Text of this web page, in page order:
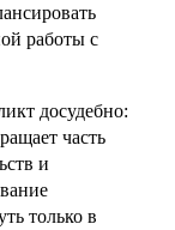
работы с
досудебно:
часть
и
только в